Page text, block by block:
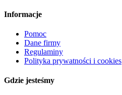
Informacje
Pomoc
Dane firmy
Regulaminy
Polityka prywatności i cookies
Gdzie jesteśmy